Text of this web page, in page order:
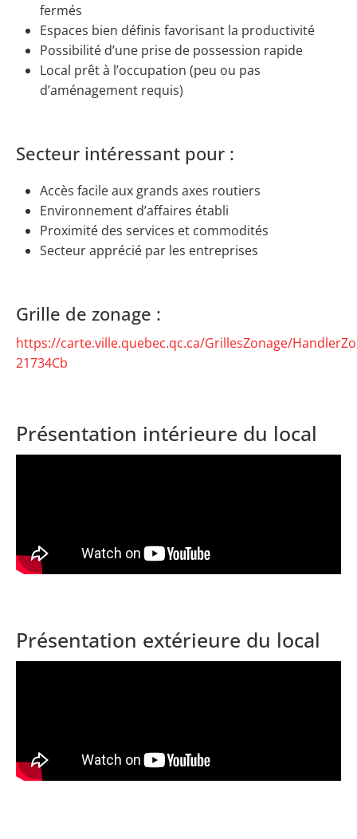
fermés
Espaces bien définis favorisant la productivité
Possibilité d’une prise de possession rapide
Local prêt à l’occupation (peu ou pas
d’aménagement requis)
Secteur intéressant pour :
Accès facile aux grands axes routiers
Environnement d’affaires établi
Proximité des services et commodités
Secteur apprécié par les entreprises
Grille de zonage :
https://carte.ville.quebec.qc.ca/GrillesZonage/
21734Cb
Présentation intérieure du local
Présentation extérieure du local